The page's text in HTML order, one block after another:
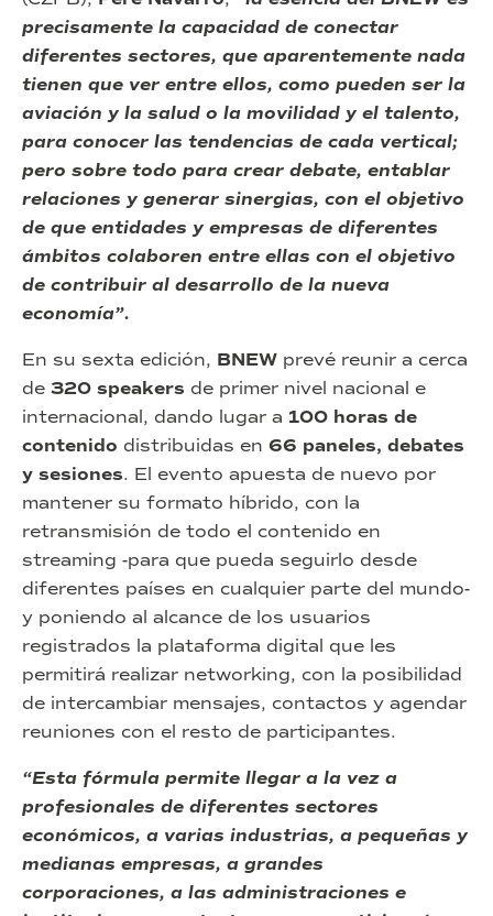
precisamente la capacidad de conectar
diferentes sectores, que aparentemente nada
tienen que ver entre ellos, como pueden ser la
aviación y la salud o la movilidad y el talento,
para conocer las tendencias de cada vertical;
pero sobre todo para crear debate, entablar
relaciones y generar sinergias, con el objetivo
de que entidades y empresas de diferentes
ámbitos colaboren entre ellas con el objetivo
de contribuir al desarrollo de la nueva
economía”.
En su sexta edición, BNEW prevé reunir a cerca
de 320 speakers de primer nivel nacional e
internacional, dando lugar a 100 horas de
contenido distribuidas en 66 paneles, debates
y sesiones. El evento apuesta de nuevo por
mantener su formato híbrido, con la
retransmisión de todo el contenido en
streaming -para que pueda seguirlo desde
diferentes países en cualquier parte del mundo-
y poniendo al alcance de los usuarios
registrados la plataforma digital que les
permitirá realizar networking, con la posibilidad
de intercambiar mensajes, contactos y agendar
reuniones con el resto de participantes.
“Esta fórmula permite llegar a la vez a
profesionales de diferentes sectores
económicos, a varias industrias, a pequeñas y
medianas empresas, a grandes
corporaciones, a las administraciones e